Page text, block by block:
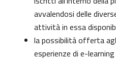
avvalendosi delle
attività in essa
la possibilità offerta
esperienze di e-